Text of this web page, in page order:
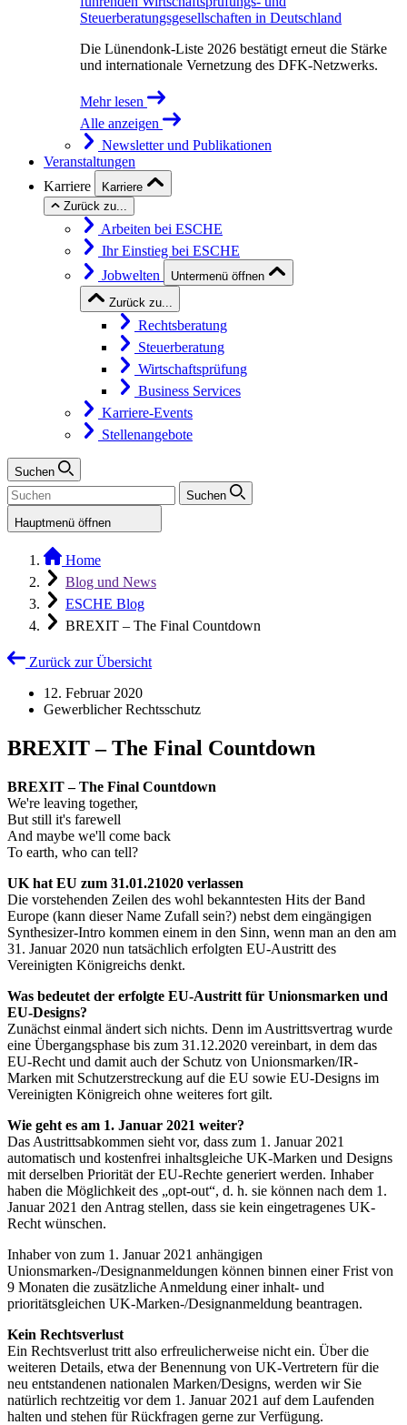
Steuerberatungsgesellschaften in Deutschland
Die Lünendonk-Liste 2026 bestätigt erneut die Stärke
und internationale Vernetzung des DFK-Netzwerks.
Mehr lesen
Alle anzeigen
Newsletter und Publikationen
Veranstaltungen
Karriere
Karriere
Zurück zu...
Arbeiten bei ESCHE
Ihr Einstieg bei ESCHE
Jobwelten
Untermenü öffnen
Zurück zu...
Rechtsberatung
Steuerberatung
Wirtschaftsprüfung
Business Services
Karriere-Events
Stellenangebote
Suchen
Suchen
Hauptmenü öffnen
Home
Blog und News
ESCHE Blog
BREXIT – The Final Countdown
Zurück zur Übersicht
12. Februar 2020
Gewerblicher Rechtsschutz
BREXIT – The Final Countdown
BREXIT – The Final Countdown
We're leaving together,
But still it's farewell
And maybe we'll come back
To earth, who can tell?
UK hat EU zum 31.01.21020 verlassen
Die vorstehenden Zeilen des wohl bekanntesten Hits der Band
Europe (kann dieser Name Zufall sein?) nebst dem eingängigen
Synthesizer-Intro kommen einem in den Sinn, wenn man an den am
31. Januar 2020 nun tatsächlich erfolgten EU-Austritt des
Vereinigten Königreichs denkt.
Was bedeutet der erfolgte EU-Austritt für Unionsmarken und
EU-Designs?
Zunächst einmal ändert sich nichts. Denn im Austrittsvertrag wurde
eine Übergangsphase bis zum 31.12.2020 vereinbart, in dem das
EU-Recht und damit auch der Schutz von Unionsmarken/IR-
Marken mit Schutzerstreckung auf die EU sowie EU-Designs im
Vereinigten Königreich ohne weiteres fort gilt.
Wie geht es am 1. Januar 2021 weiter?
Das Austrittsabkommen sieht vor, dass zum 1. Januar 2021
automatisch und kostenfrei inhaltsgleiche UK-Marken und Designs
mit derselben Priorität der EU-Rechte generiert werden. Inhaber
haben die Möglichkeit des „opt-out“, d. h. sie können nach dem 1.
Januar 2021 den Antrag stellen, dass sie kein eingetragenes UK-
Recht wünschen.
Inhaber von zum 1. Januar 2021 anhängigen
Unionsmarken-/Designanmeldungen können binnen einer Frist von
9 Monaten die zusätzliche Anmeldung einer inhalt- und
prioritätsgleichen UK-Marken-/Designanmeldung beantragen.
Kein Rechtsverlust
Ein Rechtsverlust tritt also erfreulicherweise nicht ein. Über die
weiteren Details, etwa der Benennung von UK-Vertretern für die
neu entstandenen nationalen Marken/Designs, werden wir Sie
natürlich rechtzeitig vor dem 1. Januar 2021 auf dem Laufenden
halten und stehen für Rückfragen gerne zur Verfügung.